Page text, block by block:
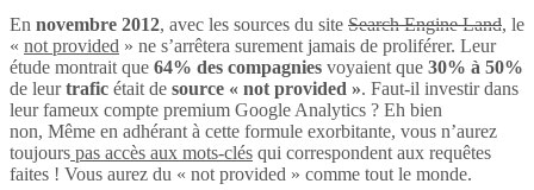
En novembre 2012, avec les sources du site Search Engine Land, le
« not provided » ne s’arrêtera surement jamais de proliférer. Leur
étude montrait que 64% des compagnies voyaient que 30% à 50%
de leurtrafic était de source « not provided ». Faut-il investir dans
leur fameux compte premium Google Analytics ? Eh bien
non, Même en adhérant à cette formule exorbitante, vous n’aurez
toujours pas accès aux mots-clés qui correspondent aux requêtes
faites ! Vous aurez du « not provided » comme tout le monde.